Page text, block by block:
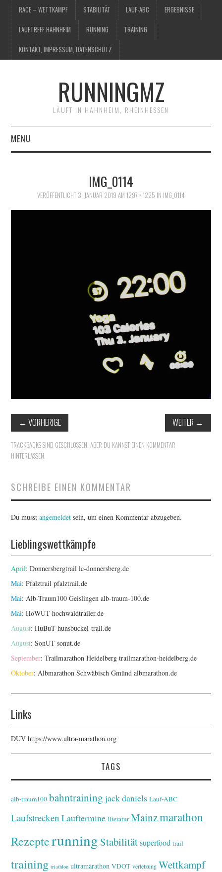
RACE – WETTKAMPF STABILITÄT LAUF-ABC ERGEBNISSE
LAUFTREFF HAHNHEIM RUNNING TRAINING
KONTAKT, IMPRESSUM, DATENSCHUTZ
RUNNINGMZ
LÄUFT IN HAHNHEIM, RHEINHESSEN
MENU
STABILITÄT
LAUF-ABC
KONTAKT, IMPRESSUM,
IMG_0114
VERÖFFENTLICHT 3. JANUAR 2019 AM 1297 × 1225 IN IMG_0114
← VORHERIGE WEITER →
TRACKBACKS SIND GESCHLOSSEN, ABER DU KANNST EINEN KOMMENTAR
HINTERLASSEN.
SCHREIBE EINEN KOMMENTAR
Du musstangemeldet sein, um einen Kommentar abzugeben.
Lieblingswettkämpfe
April: Donnersbergtraillc-donnersberg.de
Mai: Pfalztrailpfalztrail.de
Mai: Alb-Traum100 Geislingenalb-traum-100.de
Mai: HoWUThochwaldtrailer.de
August: HuBuThunsbuckel-trail.de
August: SonUTsonut.de
September: Trailmarathon Heidelbergtrailmarathon-heidelberg.de
Oktober: Albmarathon Schwäbisch Gmündalbmarathon.de
Links
DUVhttps://www.ultra-marathon.org
TAGS
alb-traum100 bahntraining jack daniels Lauf-ABC
Laufstrecken Lauftermine literatur Mainzmarathon
Rezepterunning Stabilität superfood trail
training triathlon ultramarathon VDOT verletzung Wettkampf